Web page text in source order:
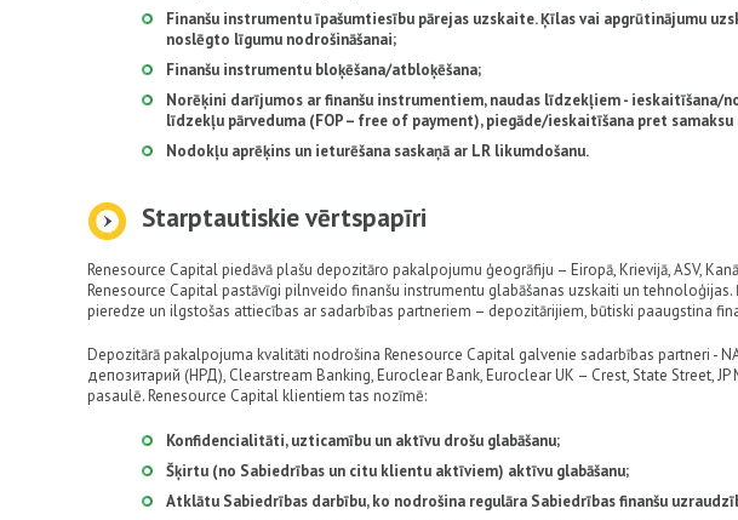
Finanšu instrumentu īpašumtiesību pārejas uzskaite. Ķīlas vai apgrūtinājumu
noslēgto līgumu nodrošināšanai;
Finanšu instrumentu bloķēšana/atbloķēšana;
Norēķini darījumos ar finanšu instrumentiem, naudas līdzekļiem - ieskaitīšana/
līdzekļu pārveduma (FOP – free of payment), piegāde/ieskaitīšana pret samaksu
Nodokļu aprēķins un ieturēšana saskaņā ar LR likumdošanu.
Starptautiskie vērtspapīri
Renesource Capital piedāvā plašu depozitāro pakalpojumu ģeogrāfiju – Eiropā, Krievijā, ASV,
Renesource Capital pastāvīgi pilnveido finanšu instrumentu glabāšanas uzskaiti un
pieredze un ilgstošas attiecības ar sadarbības partneriem – depozitārijiem, būtiski paaugstina
Depozitārā pakalpojuma kvalitāti nodrošina Renesource Capital galvenie sadarbības partneri -
депозитарий (НРД), Clearstream Banking, Euroclear Bank, Euroclear UK – Crest, State Street,
pasaulē. Renesource Capital klientiem tas nozīmē:
Konfidencialitāti, uzticamību un aktīvu drošu glabāšanu;
Šķirtu (no Sabiedrības un citu klientu aktīviem) aktīvu glabāšanu;
Atklātu Sabiedrības darbību, ko nodrošina regulāra Sabiedrības finanšu